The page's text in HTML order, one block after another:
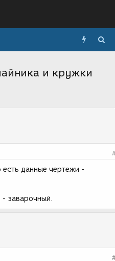
и кружки
есть данные чертежи -
- заварочный.